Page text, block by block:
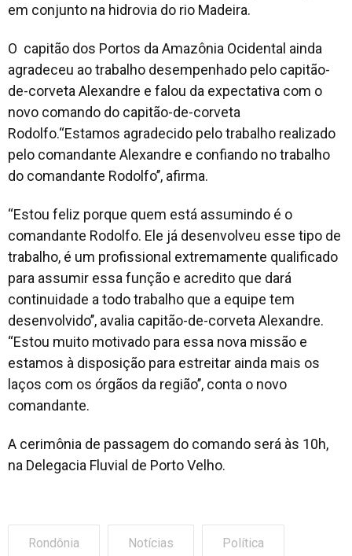
em conjunto na hidrovia do rio Madeira.
O capitão dos Portos da Amazônia Ocidental ainda
agradeceu ao trabalho desempenhado pelo capitão-
de-corveta Alexandre e falou da expectativa com o
novo comando do capitão-de-corveta
Rodolfo.‘‘Estamos agradecido pelo trabalho realizado
pelo comandante Alexandre e confiando no trabalho
do comandante Rodolfo’’, afirma.
‘‘Estou feliz porque quem está assumindo é o
comandante Rodolfo. Ele já desenvolveu esse tipo de
trabalho, é um profissional extremamente qualificado
para assumir essa função e acredito que dará
continuidade a todo trabalho que a equipe tem
desenvolvido’’, avalia capitão-de-corveta Alexandre.
‘‘Estou muito motivado para essa nova missão e
estamos à disposição para estreitar ainda mais os
laços com os órgãos da região’’, conta o novo
comandante.
A cerimônia de passagem do comando será às 10h,
na Delegacia Fluvial de Porto Velho.
Rondônia Notícias Política